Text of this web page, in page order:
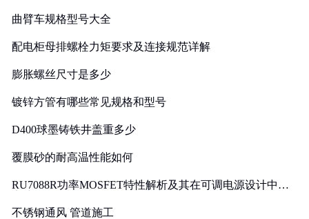
曲臂车规格型号大全
配电柜母排螺栓力矩要求及连接规范详解
膨胀螺丝尺寸是多少
镀锌方管有哪些常见规格和型号
D400球墨铸铁井盖重多少
覆膜砂的耐高温性能如何
RU7088R功率MOSFET特性解析及其在可调电源设计中的
不锈钢通风 管道施工